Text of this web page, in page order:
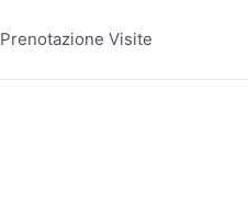
Prenotazione Visite